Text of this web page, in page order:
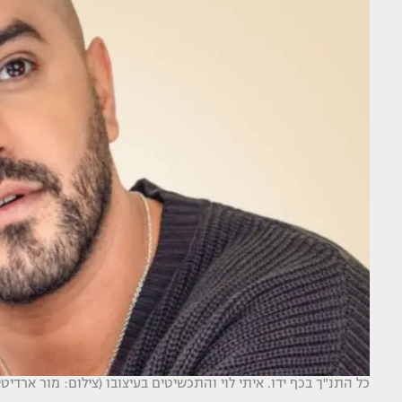
כל התנ"ך בכף ידו. איתי לוי והתכשיטים בעיצובו (צילום: מור